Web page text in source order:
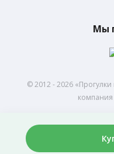
© 2012 - 2026
кoмпaния
Мы